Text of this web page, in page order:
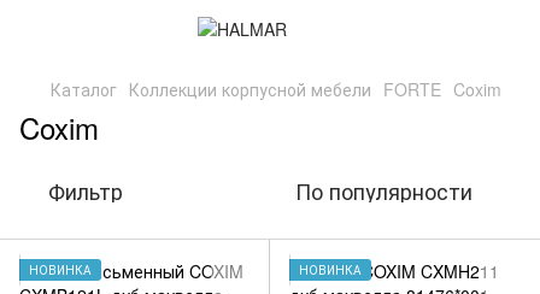
Каталог Коллекции корпусной мебели FORTE Coxim
Coxim
Фильтр По популярности
НОВИНКА НОВИНКА